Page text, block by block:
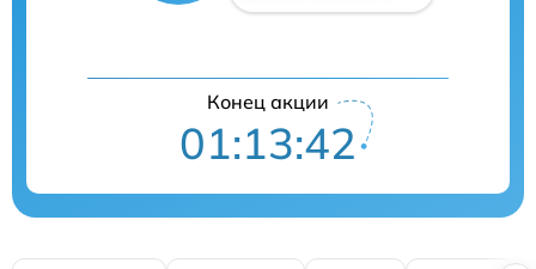
Конец акции
01:13:42